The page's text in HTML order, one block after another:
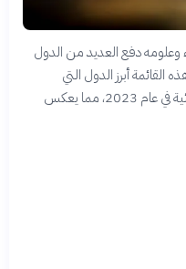
وعلومه دفع العديد من الدول
القائمة أبرز الدول التي
خصصت ميزانيات ضخمة لبرامجها الفضائية في عام 2023، مما يعكس